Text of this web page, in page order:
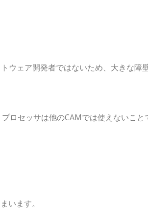
ウェア開発者ではないため、大きな障
ロセッサは他のCAMでは使えないこと
います。